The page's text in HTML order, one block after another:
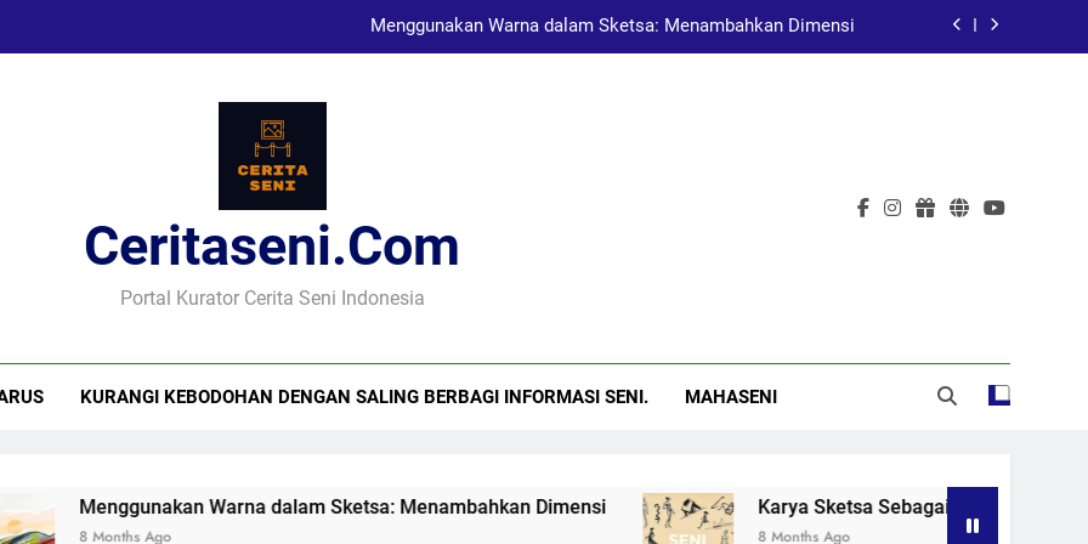
Menggunakan Warna dalam Sketsa: Menambahkan Dimensi
Seni Visual dan Implikasi Sosial: Menggugah Kesadaran Melalui Karya
Menggunakan Warna dalam Sketsa: Menambahkan Dimensi
Karya Sketsa Sebagai Alat Pembelajaran dalam Pendidikan Seni
Ceritaseni.com
Portal Kurator Cerita Seni Indonesia
KURANGI KEBODOHAN DENGAN SALING BERBAGI INFORMASI SENI. MAHASENI
Menggunakan Warna dalam Sketsa: Menambahkan Dimensi
8 Months Ago
Karya Sketsa Sebagai Alat Pembelajaran
8 Months Ago